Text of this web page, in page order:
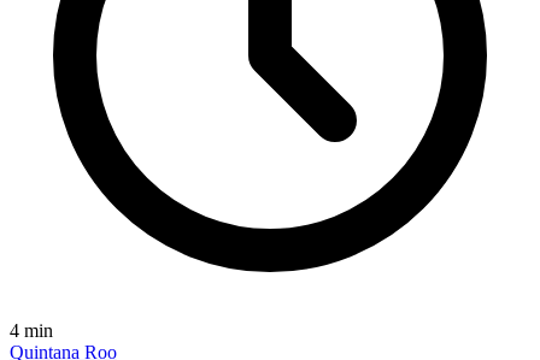
4 min
Quintana Roo